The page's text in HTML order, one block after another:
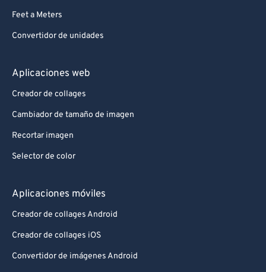
Feet a Meters
Convertidor de unidades
Aplicaciones web
Creador de collages
Cambiador de tamaño de imagen
Recortar imagen
Selector de color
Aplicaciones móviles
Creador de collages Android
Creador de collages iOS
Convertidor de imágenes Android